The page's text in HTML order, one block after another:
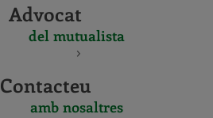
Advocat
del mutualista
Contacteu
amb nosaltres